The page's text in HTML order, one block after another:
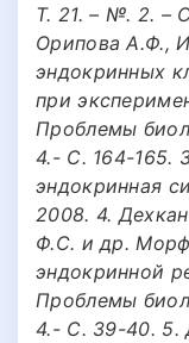
Т. 21. – №. 2. –
Орипова А.Ф.,
эндокринных
при
Проблемы
4.- С. 164-165.
эндокринная
2008. 4.
Ф.С. и др.
эндокринной
Проблемы
4.- С. 39-40. 5.